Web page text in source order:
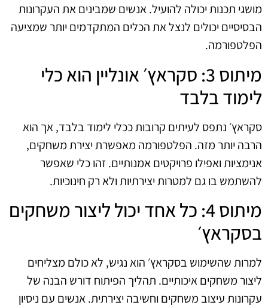
מושגי תכנות יכולה להועיל. אנשים שמבינים את העקרונות
הבסיסיים יכולים לנצל את הכלים המתקדמים יותר שמציעה
הפלטפורמה.
מיתוס 3: סקראץ׳ אונליין הוא כלי
לימוד בלבד
סקראץ׳ נתפס לעיתים קרובות ככלי לימוד בלבד, אך הוא
הרבה יותר מזה. הפלטפורמה מאפשרת יצירת משחקים,
אנימציות ואפילו פרויקטים אמנותיים. זהו כלי שאפשר
להשתמש בו גם למטרות יצירתיות ולא רק חינוכיות.
מיתוס 4: כל אחד יכול ליצור משחקים
בסקראץ׳
למרות שהשימוש בסקראץ׳ הוא נגיש, לא כולם מצליחים
ליצור משחקים איכותיים. תהליך הפיתוח דורש הבנה של
עקרונות עיצוב משחקים וחשיבה יצירתית. אנשים עם ניסיון